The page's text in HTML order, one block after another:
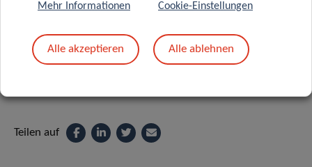
Teilen auf
Mehr Informationen Cookie-Einstellungen
Alle akzeptieren Alle ablehnen